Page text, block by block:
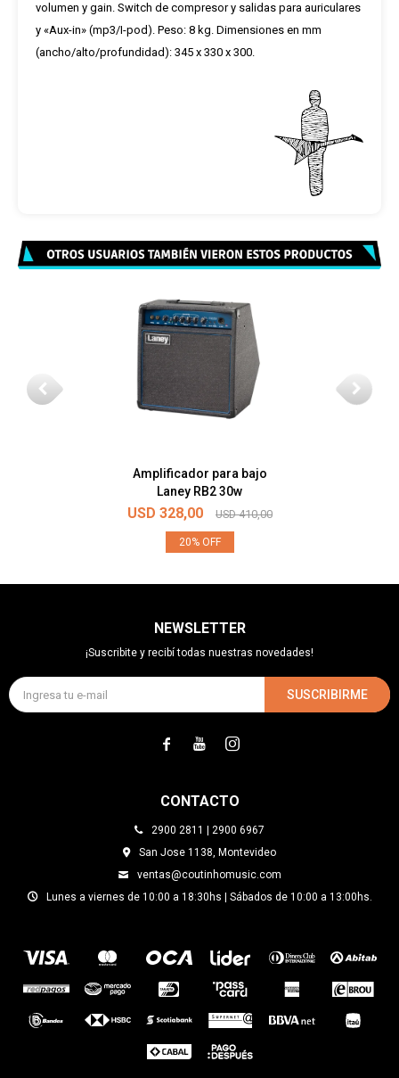
volumen y gain. Switch de compresor y salidas para auriculares
y «Aux-in» (mp3/I-pod). Peso: 8 kg. Dimensiones en mm
(ancho/alto/profundidad): 345 x 330 x 300.
Amplificador para bajo
Laney RB2 30w
USD 328,00 USD 410,00
20
CONTACTO
2900 2811 | 2900 6967
San Jose 1138, Montevideo
ventas@coutinhomusic.com
Lunes a viernes de 10:00 a 18:30hs | Sábados de 10:00 a 13:00hs.
NEWSLETTER
¡Suscribite y recibí todas nuestras novedades!
SUSCRIBIRME
  